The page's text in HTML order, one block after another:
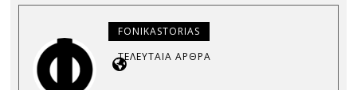
FONIKASTORIAS
ΤΕΛΕΥΤΑΊΑ ΆΡΘΡΑ